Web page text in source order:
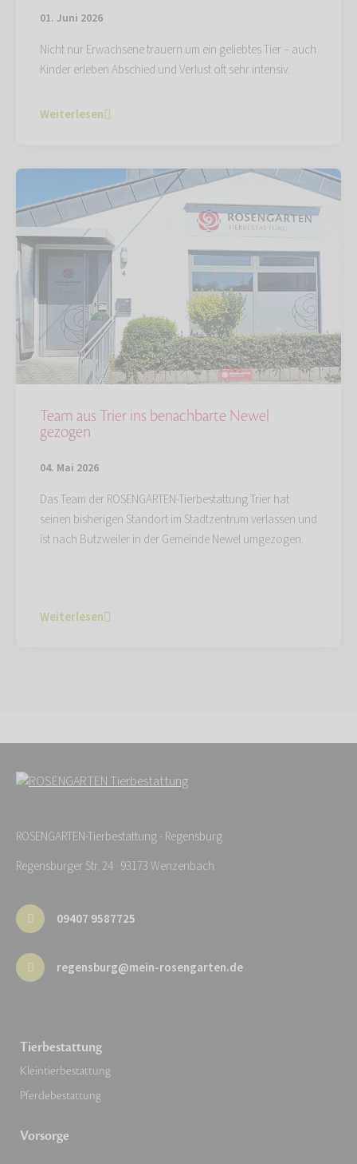
01. Juni 2026
Nicht nur Erwachsene trauern um ein geliebtes Tier – auch
Kinder erleben Abschied und Verlust oft sehr intensiv.
Weiterlesen
Team aus Trier ins benachbarte Newel
gezogen
04. Mai 2026
Das Team der ROSENGARTEN-Tierbestattung Trier hat
seinen bisherigen Standort im Stadtzentrum verlassen und
ist nach Butzweiler in der Gemeinde Newel umgezogen.
Weiterlesen
ROSENGARTEN-Tierbestattung - Regensburg
Regensburger Str. 24 · 93173 Wenzenbach
09407 9587725
regensburg@mein-rosengarten.de
Tierbestattung
Kleintierbestattung
Pferdebestattung
Vorsorge